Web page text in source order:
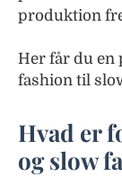
produktion
Her får du en
fashion til
Hvad er
og slow